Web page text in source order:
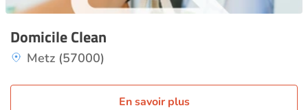
Domicile Clean
Metz (57000)
En savoir plus